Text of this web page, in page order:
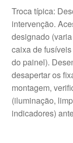
Troca típica:
intervenção.
designado
caixa de
do painel).
desapertar os
montagem,
(iluminação,
indicadores)